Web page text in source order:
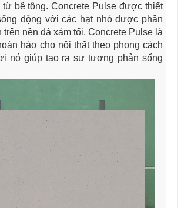
từ bê tông. Concrete Pulse được thiết
động với các hạt nhỏ được phân
trên nền đá xám tối. Concrete Pulse là
hảo cho nội thất theo phong cách
nó giúp tạo ra sự tương phản sống